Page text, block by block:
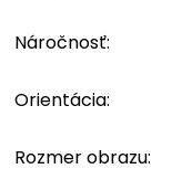
Náročnosť:
Orientácia:
Rozmer obrazu: